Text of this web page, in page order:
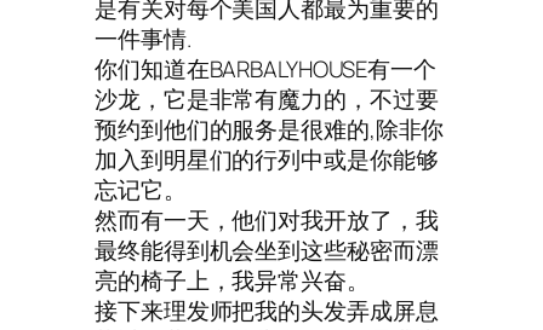
是有关对每个美国人都最为重要的
一件事情.
你们知道在BARBALYHOUSE有一个
沙龙，它是非常有魔力的，不过要
预约到他们的服务是很难的,除非你
加入到明星们的行列中或是你能够
忘记它。
然而有一天，他们对我开放了，我
最终能得到机会坐到这些秘密而漂
亮的椅子上，我异常兴奋。
接下来理发师把我的头发弄成屏息